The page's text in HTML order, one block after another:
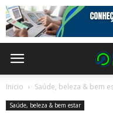
Inicio Saúde, beleza & bem
Saúde, beleza & bem estar